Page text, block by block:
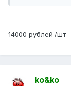
14000 рублей /шт
ko&ko